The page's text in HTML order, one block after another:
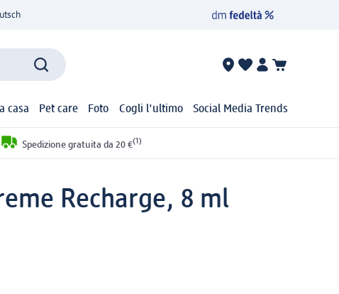
casa Pet care Foto Cogli l'ultimo Social Media Trends
Spedizione gratuita da 20 €(1)
Recharge, 8 ml